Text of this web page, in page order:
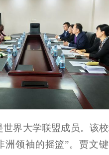
界大学联盟成员。该
领袖的摇篮”。贾文